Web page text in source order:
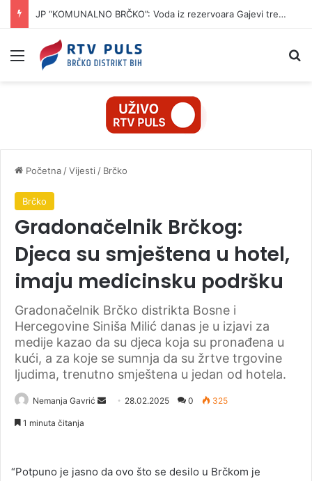
JP “KOMUNALNO BRČKO”: Voda iz rezervoara Gajevi trenutno nije za piće
Izbornik
Početna /Vijesti / Brčko
Brčko
Gradonačelnik Brčkog:
Djeca su smještena u hotel,
imaju medicinsku podršku
Gradonačelnik Brčko distrikta Bosne i
Hercegovine Siniša Milić danas je u izjavi za
medije kazao da su djeca koja su pronađena u
kući, a za koje se sumnja da su žrtve trgovine
ljudima, trenutno smještena u jedan od hotela.
Nemanja Gavrić
a
28.02.2025 0 325
1 minuta čitanja
“Potpuno je jasno da ovo što se desilo u Brčkom je